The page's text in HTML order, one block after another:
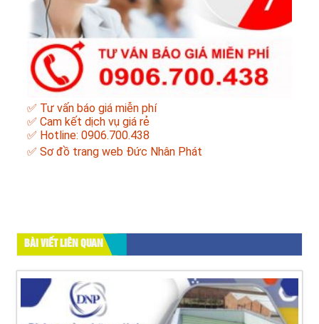
✅ Tư vấn báo giá miễn phí
✅ Cam kết dịch vụ giá rẻ
✅ Hotline: 0906.700.438
✅ Sơ đồ trang web Đức Nhân Phát
BÀI VIẾT LIÊN QUAN